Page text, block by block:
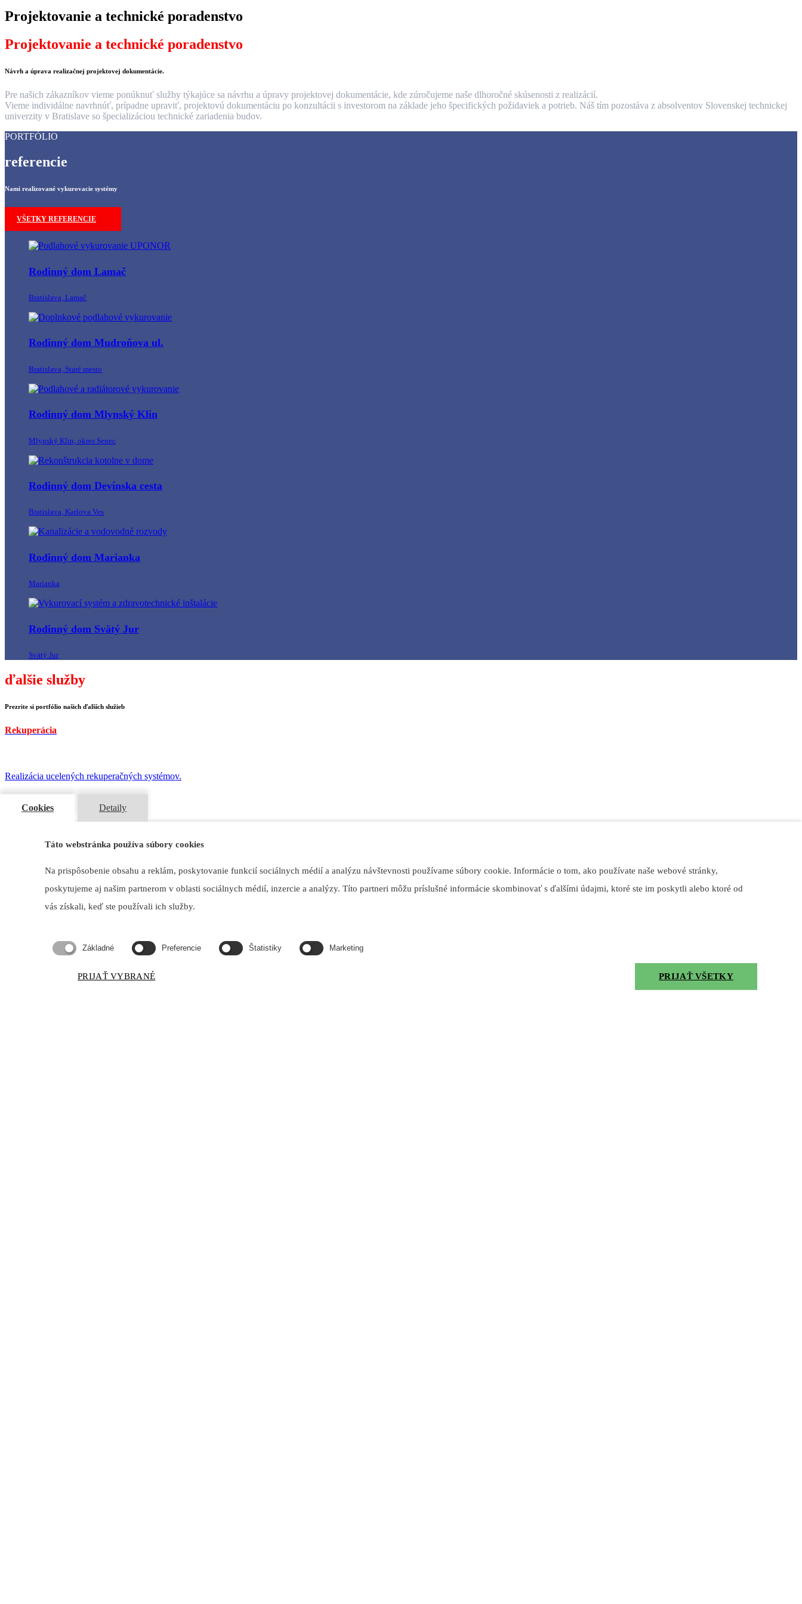
Projektovanie a technické poradenstvo
Projektovanie a technické poradenstvo
Návrh a úprava realizačnej projektovej dokumentácie.
Pre našich zákazníkov vieme ponúknuť služby týkajúce sa návrhu a úpravy projektovej dokumentácie, kde zúročujeme naše dlhoročné skúsenosti z realizácií.
Vieme individálne navrhnúť, prípadne upraviť, projektovú dokumentáciu po konzultácii s investorom na základe jeho špecifických požidaviek a potrieb. Náš tím pozostáva z absolventov Slovenskej technickej
univerzity v Bratislave so špecializáciou technické zariadenia budov.
PORTFÓLIO
referencie
Nami realizované vykurovacie systémy
VŠETKY REFERENCIE
Rodinný dom Lamač
Bratislava, Lamač
Rodinný dom Mudroňova ul.
Bratislava, Staré mesto
Rodinný dom Mlynský Klin
Mlynský Klin, okres Senec
Rodinný dom Devínska cesta
Bratislava, Karlova Ves
Rodinný dom Marianka
Marianka
Rodinný dom Svätý Jur
Svätý Jur
ďalšie služby
Prezrite si portfólio našich ďalších služieb
Rekuperácia
Realizácia ucelených rekuperačných systémov.
Návrh, dodávka a realizácia ucelených systémov vykurovania a chladenia.
Zdravotechnické inštalácie
Cookies Detaily
Táto webstránka používa súbory cookies
Na prispôsobenie obsahu a reklám, poskytovanie funkcií sociálnych médií a analýzu návštevnosti používame súbory cookie. Informácie o tom, ako používate naše webové stránky,
poskytujeme aj našim partnerom v oblasti sociálnych médií, inzercie a analýzy. Títo partneri môžu príslušné informácie skombinovať s ďalšími údajmi, ktoré ste im poskytli alebo ktoré od
vás získali, keď ste používali ich služby.
Základné Preferencie Štatistiky Marketing
PRIJAŤ VYBRANÉ PRIJAŤ VŠETKY